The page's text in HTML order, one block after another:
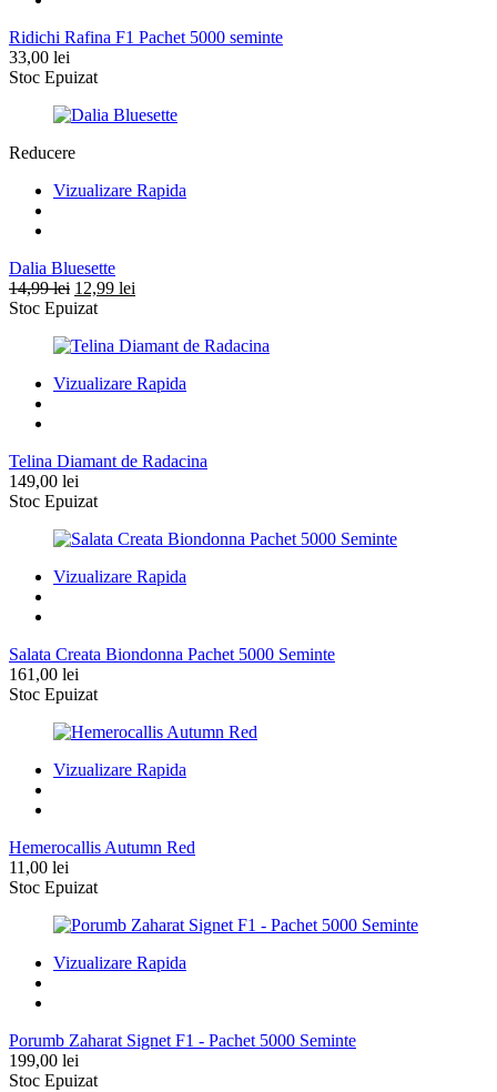
Ridichi Rafina F1 Pachet 5000 seminte
33,00 lei
Stoc Epuizat
Reducere
Vizualizare Rapida
Dalia Bluesette
14,99lei Prețul
inițial
fost:
12,99 lei
12,99 lei.
Stoc Epuizat
Vizualizare Rapida
Telina Diamant de Radacina
149,00 lei
Stoc Epuizat
Vizualizare Rapida
Salata Creata Biondonna Pachet 5000 Seminte
161,00 lei
Stoc Epuizat
Vizualizare Rapida
Hemerocallis Autumn Red
11,00 lei
Stoc Epuizat
Vizualizare Rapida
Porumb Zaharat Signet F1 - Pachet 5000 Seminte
199,00 lei
Stoc Epuizat